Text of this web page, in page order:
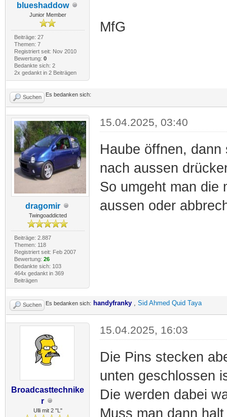
blueshaddow
Junior Member
Beiträge: 27
Themen: 7
Registriert seit: Nov 2010
Bewertung: 0
Bedankte sich: 2
2x gedankt in 2 Beiträgen
MfG
Suchen Es bedanken sich:
dragomir
Twingoaddicted
Beiträge: 2.887
Themen: 118
Registriert seit: Feb 2007
Bewertung: 26
Bedankte sich: 103
464x gedankt in 369
Beiträgen
15.04.2025, 03:40
Haube öffnen,
nach aussen
So umgeht man die
aussen oder
Suchen Es bedanken sich: handyfranky Sid Ahmed Quid Taya
Broadcasttechnike
r
Ulli mit 2 "L"
15.04.2025, 16:03
Die Pins stecken
unten geschlossen
Die werden dabei
Muss man dann